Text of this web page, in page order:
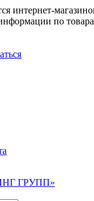
интернет-
по